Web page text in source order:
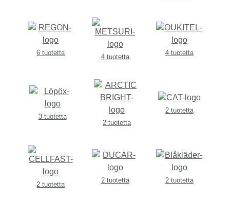
6 tuotetta
4 tuotetta
4 tuotetta
3 tuotetta
2 tuotetta
2 tuotetta
2 tuotetta
2 tuotetta 2 tuotetta